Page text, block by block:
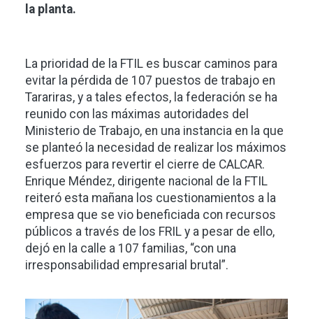
la planta.
La prioridad de la FTIL es buscar caminos para
evitar la pérdida de 107 puestos de trabajo en
Tarariras, y a tales efectos, la federación se ha
reunido con las máximas autoridades del
Ministerio de Trabajo, en una instancia en la que
se planteó la necesidad de realizar los máximos
esfuerzos para revertir el cierre de CALCAR.
Enrique Méndez, dirigente nacional de la FTIL
reiteró esta mañana los cuestionamientos a la
empresa que se vio beneficiada con recursos
públicos a través de los FRIL y a pesar de ello,
dejó en la calle a 107 familias, “con una
irresponsabilidad empresarial brutal”.
Imagen